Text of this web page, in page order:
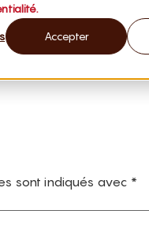
Accepter
sont indiqués avec *